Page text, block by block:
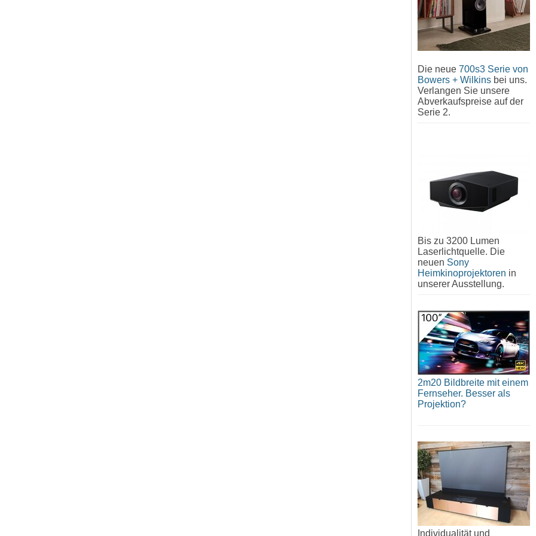
Die neue 700s3 Serie von
Bowers + Wilkins bei uns.
Verlangen Sie unsere
Abverkaufspreise auf der
Serie 2.
Bis zu 3200 Lumen
Laserlichtquelle. Die
neuen Sony
Heimkinoprojektoren in
unserer Ausstellung.
2m20 Bildbreite mit einem
Fernseher. Besser als
Projektion?
Individualität und